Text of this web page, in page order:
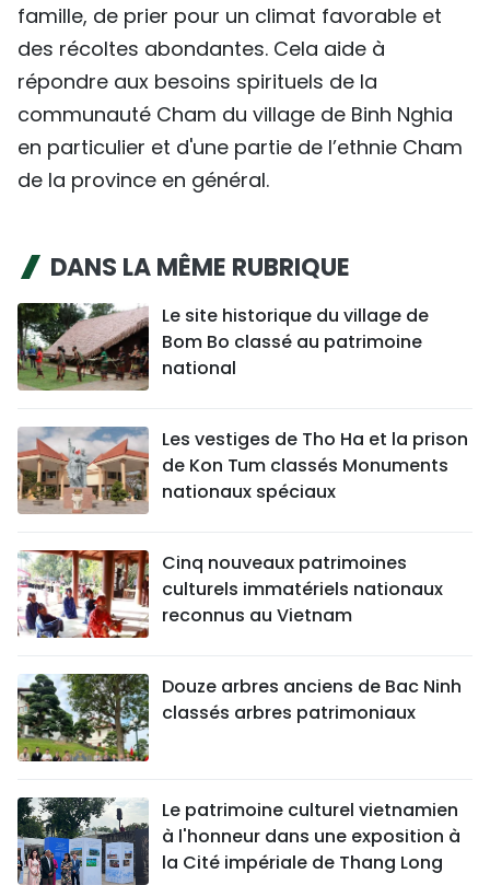
famille, de prier pour un climat favorable et
des récoltes abondantes. Cela aide à
répondre aux besoins spirituels de la
communauté Cham du village de Binh Nghia
en particulier et d'une partie de l’ethnie Cham
de la province en général.
DANS LA MÊME RUBRIQUE
Le site historique du village de
Bom Bo classé au patrimoine
national
Les vestiges de Tho Ha et la prison
de Kon Tum classés Monuments
nationaux spéciaux
Cinq nouveaux patrimoines
culturels immatériels nationaux
reconnus au Vietnam
Douze arbres anciens de Bac Ninh
classés arbres patrimoniaux
Le patrimoine culturel vietnamien
à l'honneur dans une exposition à
la Cité impériale de Thang Long